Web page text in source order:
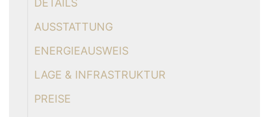
DETAILS
AUSSTATTUNG
ENERGIEAUSWEIS
LAGE & INFRASTRUKTUR
PREISE